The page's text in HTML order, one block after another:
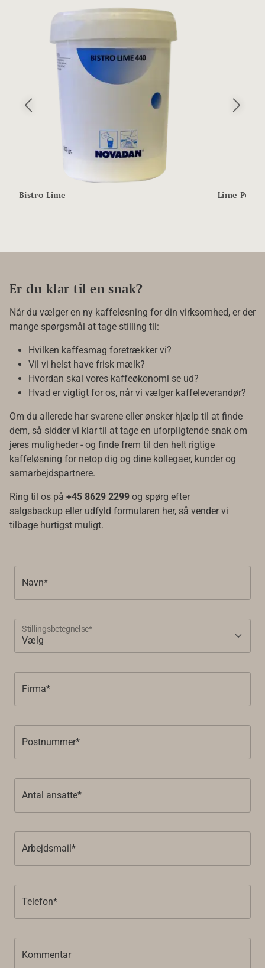
Bistro Lime Lime
Forrige slide Næste
Er du klar til en snak?
Når du vælger en ny kaffeløsning for din virksomhed, er der
mange spørgsmål at tage stilling til:
Hvilken kaffesmag foretrækker vi?
Vil vi helst have frisk mælk?
Hvordan skal vores kaffeøkonomi se ud?
Hvad er vigtigt for os, når vi vælger kaffeleverandør?
Om du allerede har svarene eller ønsker hjælp til at finde
dem, så sidder vi klar til at tage en uforpligtende snak om
jeres muligheder - og finde frem til den helt rigtige
kaffeløsning for netop dig og dine kollegaer, kunder og
samarbejdspartnere.
Ring til os på +45 8629 2299 og spørg efter
salgsbackup eller udfyld formularen her, så vender vi
tilbage hurtigst muligt.
Navn*
Stillingsbetegnelse*
Firma*
Postnummer*
Antal ansatte*
Arbejdsmail*
Telefon*
Kommentar